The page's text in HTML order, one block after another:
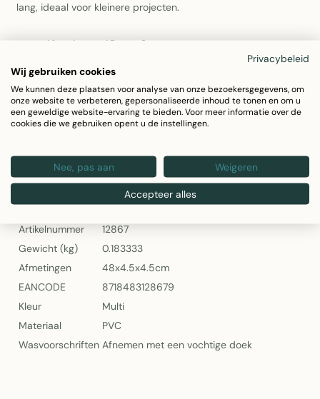
lang, ideaal voor kleinere projecten.
Afmetingen: 45cm x 2 meter
Kleur: Vrolijk multi patroon
Zelfklevend - geen lijm nodig
Onderhoud: Eenvoudig schoon te maken met een
vochtige doek
2Lif Candy Zelfklevende Folie Multi - Mini Rol
Artikelnummer
12867
Gewicht (kg)
0.183333
Afmetingen
48x4.5x4.5cm
EANCODE
8718483128679
Kleur
Multi
Materiaal
PVC
Wasvoorschriften Afnemen met een vochtige doek
Privacybeleid
Wij gebruiken cookies
We kunnen deze plaatsen voor analyse van onze bezoekersgegevens, om
onze website te verbeteren, gepersonaliseerde inhoud te tonen en om u
een geweldige website-ervaring te bieden. Voor meer informatie over de
cookies die we gebruiken opent u de instellingen.
Nee, pas aan Weigeren
Accepteer alles